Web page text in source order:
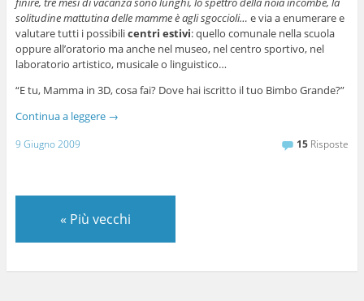
solitudine mattutina delle mamme è agli sgoccioli… e via a enumerare e
valutare tutti i possibilicentri estivi: quello comunale nella scuola
oppure all’oratorio ma anche nel museo, nel centro sportivo, nel
laboratorio artistico, musicale o linguistico…
“E tu, Mamma in 3D, cosa fai? Dove hai iscritto il tuo Bimbo Grande?”
Continua a leggere →
9 Giugno 2009 15 Risposte
« Più vecchi